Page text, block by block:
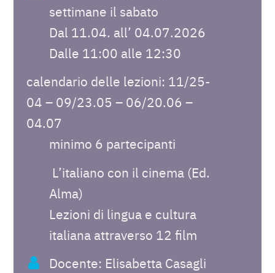
settimane il sabato
Dal 11.04. all’ 04.07.2026
Dalle 11:00 alle 12:30
calendario delle lezioni: 11/25-
04 – 09/23.05 – 06/20.06 –
04.07
minimo 6 partecipanti
L’italiano con il cinema (Ed.
Alma)
Lezioni di lingua e cultura
italiana attraverso 12 film
Docente: Elisabetta Casagli